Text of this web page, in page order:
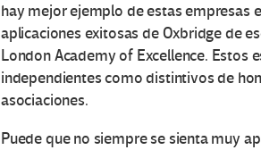
hay mejor ejemplo de estas empresas
aplicaciones exitosas de Oxbridge de
London Academy of Excellence. Estos
independientes como distintivos de
asociaciones.
Puede que no siempre se sienta muy